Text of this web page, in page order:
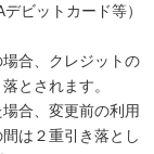
ビットカード等）
合、クレジットの
とされます。
合、変更前の利用
は２重引き落とし